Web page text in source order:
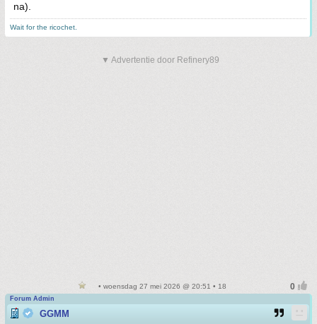
na).
Wait for the ricochet.
▼ Advertentie door Refinery89
• woensdag 27 mei 2026 @ 20:51 • 18
Forum Admin
GGMM